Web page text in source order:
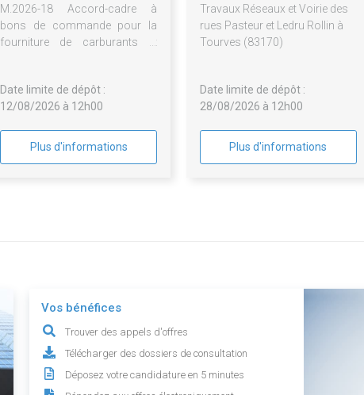
M.2026-18 Accord-cadre à
bons de commande pour la
fourniture de carburants et
véhicules avec gestion via un
espace client en ligne
Date limite de dépôt :
12/08/2026 à 12h00
Plus d'informations
Travaux Réseaux et Voirie des
rues Pasteur et Ledru Rollin à
Tourves (83170)
Date limite de dépôt :
28/08/2026 à 12h00
Plus d'informations
Vos bénéfices
Trouver des appels d'offres
Télécharger des dossiers de consultation
Déposez votre candidature en 5 minutes